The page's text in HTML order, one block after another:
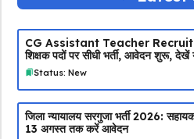
CG Assistant Teacher
शिक्षक पदों पर सीधी भर्ती, आवेदन शुरू, देखें
Status: New
जिला न्यायालय सरगुजा भर्ती 2026:
13 अगस्त तक करें आवेदन